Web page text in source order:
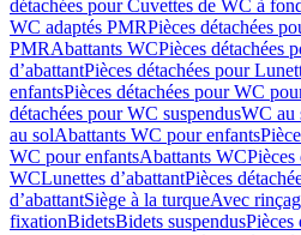
détachées pour Cuvettes de WC à
WC adaptés PMRPièces détachées
PMRAbattants WCPièces détachées
d’abattantPièces détachées pour
enfantsPièces détachées pour WC
détachées pour WC suspendusWC au
au solAbattants WC pour enfants
WC pour enfantsAbattants WCPièces
WCLunettes d’abattantPièces
d’abattantSiège à la turqueAvec
fixationBidetsBidets suspendusPièces